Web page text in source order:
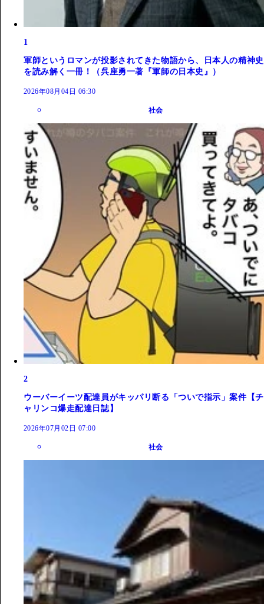
1
軍師というロマンが投影されてきた物語から、日本人の精神史
を読み解く一冊！（呉座勇一著『軍師の日本史』）
2026年08月04日 06:30
社会
2
ウーバーイーツ配達員がキッパリ断る「ついで指示」案件【チ
ャリンコ爆走配達日誌】
2026年07月02日 07:00
社会